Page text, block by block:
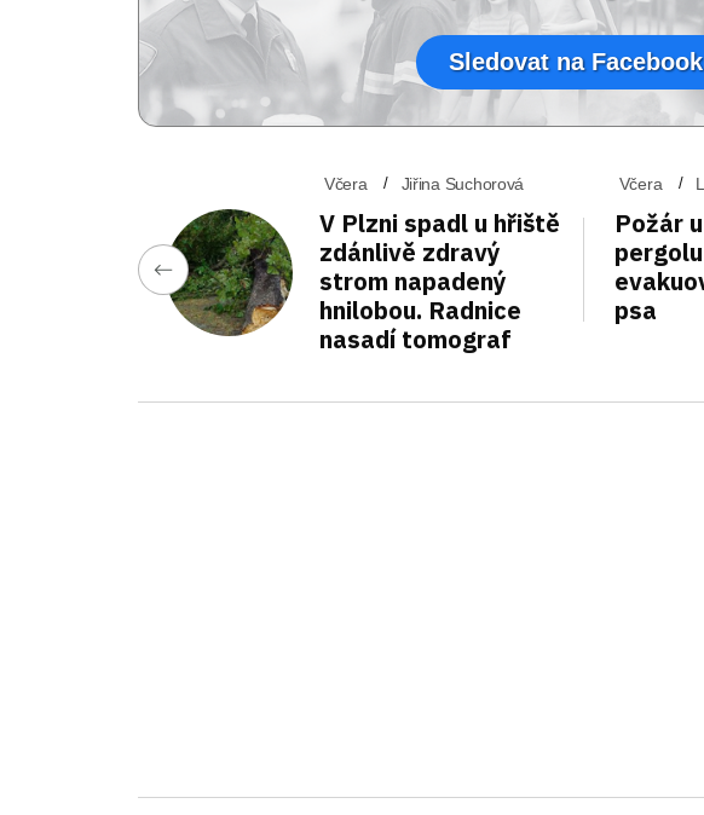
Sledovat na
Včera Jiřina Suchorová
V Plzni spadl u hřiště
zdánlivě zdravý
strom napadený
hnilobou. Radnice
nasadí tomograf
Včera
Požár
psa